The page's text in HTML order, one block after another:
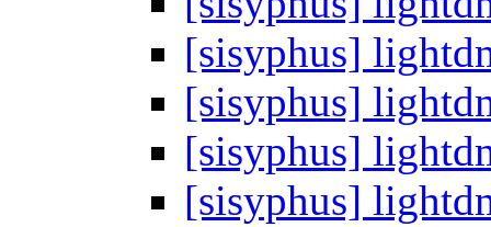
[sisyphus]
[sisyphus]
[sisyphus]
[sisyphus]